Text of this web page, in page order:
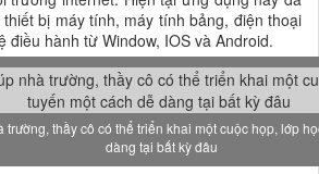
bị máy tính, máy tính bảng, điện thoại
điều hành từ Window, IOS và Android.
thầy cô có thể triển khai một cuộc họp, lớp
dàng tại bất kỳ đâu